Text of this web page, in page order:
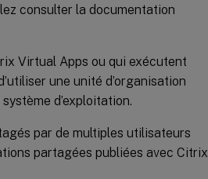
consulter la documentation
Virtual Apps ou qui exécutent
une unité d’organisation
d’exploitation.
par de multiples utilisateurs
partagées publiées avec Citrix